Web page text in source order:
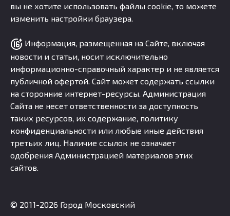
вы не хотите использовать файлы cookie, то можете
изменить настройки браузера.
Информация, размещенная на Сайте, включая
новости и статьи, носит исключительно
информационно-справочный характер и не является
публичной офертой. Сайт может содержать ссылки
на сторонние интернет-ресурсы. Администрация
Сайта не несет ответственности за доступность
таких ресурсов, их содержание, политику
конфиденциальности или любые иные действия
третьих лиц. Наличие ссылок не означает
одобрения Администрацией материалов этих
сайтов.
© 2011-2026 Город Московский